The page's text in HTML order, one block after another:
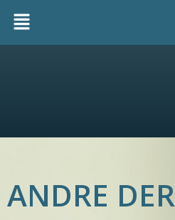
ANDRE